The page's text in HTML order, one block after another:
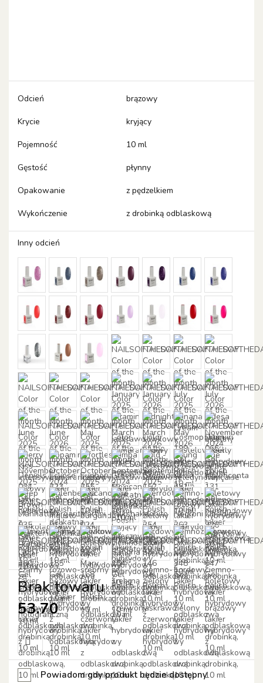
Odcień brązowy
Krycie kryjący
Pojemność 10 ml
Gęstość płynny
Opakowanie z pędzelkiem
Wykończenie z drobinką odblaskową
Inny odcień
Brak towaru
53.70
Do
Powiadom gdy produkt będzie dostępny